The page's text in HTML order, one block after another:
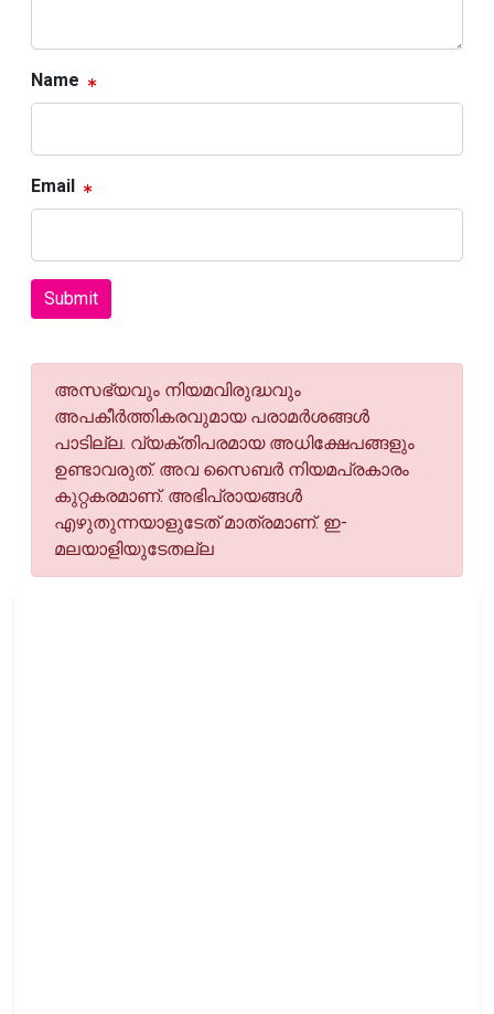
Name
Email
Submit
അസഭ്യവും നിയമവിരുദ്ധവും
അപകീര്‍ത്തികരവുമായ പരാമര്‍ശങ്ങള്‍
പാടില്ല. വ്യക്തിപരമായ അധിക്ഷേപങ്ങളും
ഉണ്ടാവരുത്. അവ സൈബര്‍ നിയമപ്രകാരം
കുറ്റകരമാണ്. അഭിപ്രായങ്ങള്‍
എഴുതുന്നയാളുടേത് മാത്രമാണ്. ഇ-
മലയാളിയുടേതല്ല